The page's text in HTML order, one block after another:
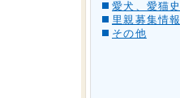
愛犬、愛猫史
里親募集情報
その他